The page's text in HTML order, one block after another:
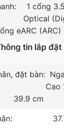
như âm thanh
1 cổng
Optical
eARC (ARC)
tin lắp đặt
đặt bàn:
Cao
39.9 cm